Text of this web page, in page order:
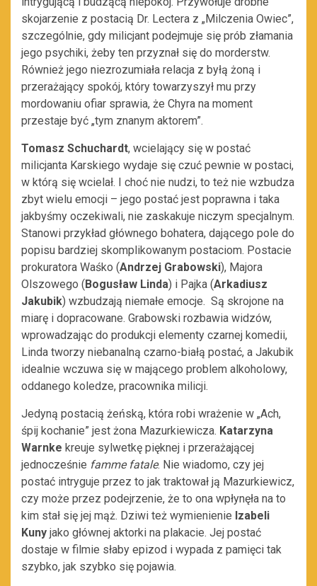
skojarzenie z postacią Dr. Lectera z „Milczenia Owiec”,
szczególnie, gdy milicjant podejmuje się prób złamania
jego psychiki, żeby ten przyznał się do morderstw.
Również jego niezrozumiała relacja z byłą żoną i
przerażający spokój, który towarzyszył mu przy
mordowaniu ofiar sprawia, że Chyra na moment
przestaje być „tym znanym aktorem”.
Tomasz Schuchardt, wcielający się w postać
milicjanta Karskiego wydaje się czuć pewnie w postaci,
w którą się wcielał. I choć nie nudzi, to też nie wzbudza
zbyt wielu emocji – jego postać jest poprawna i taka
jakbyśmy oczekiwali, nie zaskakuje niczym specjalnym.
Stanowi przykład głównego bohatera, dającego pole do
popisu bardziej skomplikowanym postaciom. Postacie
prokuratora Waśko (Andrzej Grabowski), Majora
Olszowego ( Bogusław Linda) i Pajka (Arkadiusz
Jakubik) wzbudzają niemałe emocje. Są skrojone na
miarę i dopracowane. Grabowski rozbawia widzów,
wprowadzając do produkcji elementy czarnej komedii,
Linda tworzy niebanalną czarno-białą postać, a Jakubik
idealnie wczuwa się w mającego problem alkoholowy,
oddanego koledze, pracownika milicji.
Jedyną postacią żeńską, która robi wrażenie w „Ach,
śpij kochanie” jest żona Mazurkiewicza. Katarzyna
Warnke kreuje sylwetkę pięknej i przerażającej
jednocześnie famme fatale. Nie wiadomo, czy jej
postać intryguje przez to jak traktował ją Mazurkiewicz,
czy może przez podejrzenie, że to ona wpłynęła na to
kim stał się jej mąż. Dziwi też wymienienie Izabeli
Kuny jako głównej aktorki na plakacie. Jej postać
dostaje w filmie słaby epizod i wypada z pamięci tak
szybko, jak szybko się pojawia.